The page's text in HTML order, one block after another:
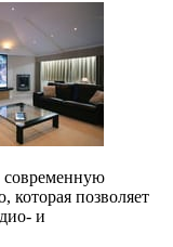
современную
позволяет
и